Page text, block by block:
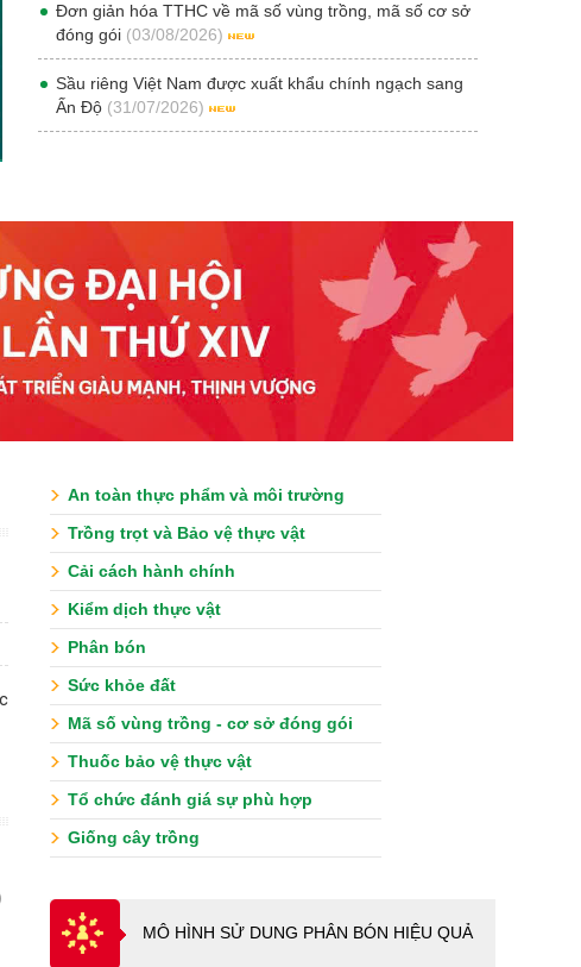
Đơn giản hóa TTHC về mã số vùng trồng, mã số cơ sở
đóng gói (03/08/2026)
Sầu riêng Việt Nam được xuất khẩu chính ngạch sang
Ấn Độ (31/07/2026)
An toàn thực phẩm và môi trường
Trồng trọt và Bảo vệ thực vật
Cải cách hành chính
Kiểm dịch thực vật
Phân bón
Sức khỏe đất
Mã số vùng trồng - cơ sở đóng gói
Thuốc bảo vệ thực vật
Tổ chức đánh giá sự phù hợp
Giống cây trồng
MÔ HÌNH SỬ DUNG PHÂN BÓN HIỆU QUẢ